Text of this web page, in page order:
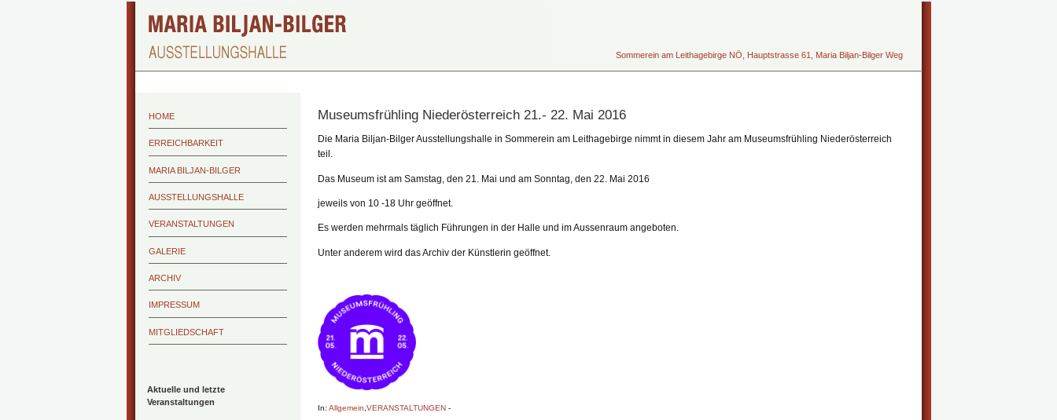
Sommerein am Leithagebirge NÖ, Hauptstrasse 61, Maria Biljan-Bilger Weg
Museumsfrühling Niederösterreich 21.- 22. Mai 2016
Die Maria Biljan-Bilger Ausstellungshalle in Sommerein am Leithagebirge nimmt in diesem Jahr am Museumsfrühling Niederösterreich
teil.
Das Museum ist am Samstag, den 21. Mai und am Sonntag, den 22. Mai 2016
jeweils von 10 -18 Uhr geöffnet.
Es werden mehrmals täglich Führungen in der Halle und im Aussenraum angeboten.
Unter anderem wird das Archiv der Künstlerin geöffnet.
In: Allgemein VERANSTALTUNGEN-
HOME
ERREICHBARKEIT
MARIA BILJAN-BILGER
AUSSTELLUNGSHALLE
VERANSTALTUNGEN
GALERIE
ARCHIV
IMPRESSUM
MITGLIEDSCHAFT
Aktuelle und letzte
Veranstaltungen